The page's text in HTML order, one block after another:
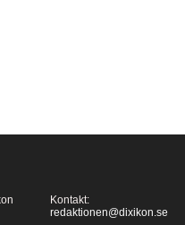
Kontakt:
redaktionen@dixikon.se